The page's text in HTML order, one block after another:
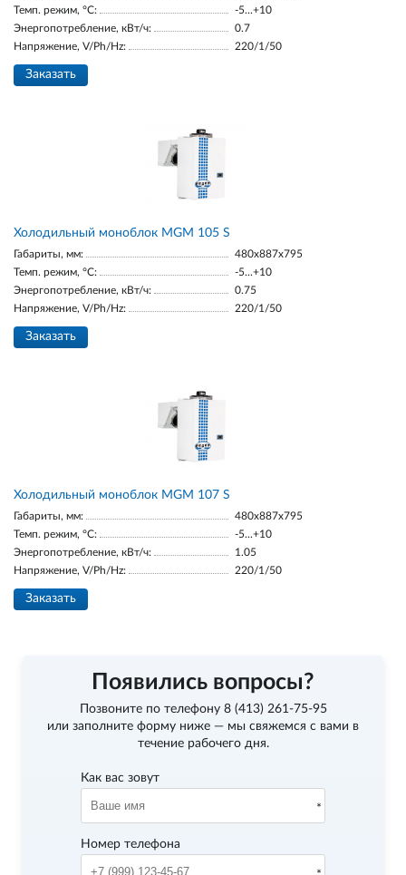
Темп. режим, °С:
-5...+10
Энергопотребление, кВт/ч:
0.7
Напряжение, V/Ph/Hz:
220/1/50
Заказать
Холодильный моноблок MGM 105 S
Габариты, мм:
480x887x795
Темп. режим, °С:
-5...+10
Энергопотребление, кВт/ч:
0.75
Напряжение, V/Ph/Hz:
220/1/50
Заказать
Холодильный моноблок MGM 107 S
Габариты, мм:
480x887x795
Темп. режим, °С:
-5...+10
Энергопотребление, кВт/ч:
1.05
Напряжение, V/Ph/Hz:
220/1/50
Заказать
Появились вопросы?
Позвоните по телефону 8 (413) 261-75-95
или заполните форму ниже — мы свяжемся с вами в
течение рабочего дня.
Как вас зовут
Номер телефона